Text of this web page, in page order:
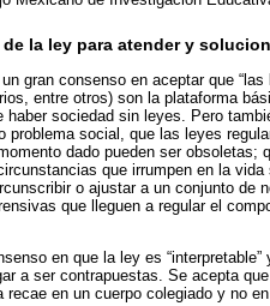
la ley para atender y
gran consenso en aceptar que
entre otros) son la plataforma
haber sociedad sin leyes. Pero
problema social, que las leyes
dado pueden ser
que irrumpen en la
o ajustar a un conjunto
que lleguen a regular el
en que la ley es
a ser contrapuestas. Se acepta
recae en un cuerpo colegiado y no